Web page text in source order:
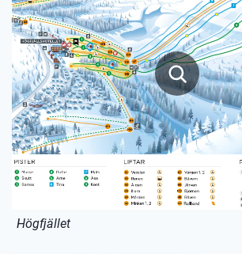
Högfjället